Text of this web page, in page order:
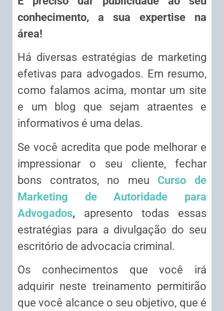
conhecimento, a sua expertise na
área!
Há diversas estratégias de marketing
efetivas para advogados. Em resumo,
como falamos acima, montar um site
e um blog que sejam atraentes e
informativos é uma delas.
Se você acredita que pode melhorar e
impressionar o seu cliente, fechar
bons contratos, no meu Curso de
Marketing de Autoridade para
Advogados, apresento todas essas
estratégias para a divulgação do seu
escritório de advocacia criminal.
Os conhecimentos que você irá
adquirir neste treinamento permitirão
que você alcance o seu objetivo, que é